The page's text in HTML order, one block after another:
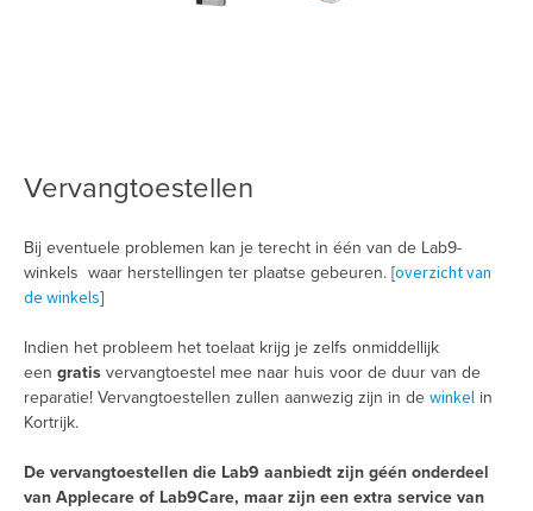
Vervangtoestellen
Bij eventuele problemen kan je terecht in één van de Lab9-
winkels waar herstellingen ter plaatse gebeuren. [overzicht van
de winkels]
Indien het probleem het toelaat krijg je zelfs onmiddellijk
een gratis vervangtoestel mee naar huis voor de duur van de
reparatie! Vervangtoestellen zullen aanwezig zijn in de winkel in
Kortrijk.
De vervangtoestellen die Lab9 aanbiedt zijn géén onderdeel
van Applecare of Lab9Care, maar zijn een extra service van